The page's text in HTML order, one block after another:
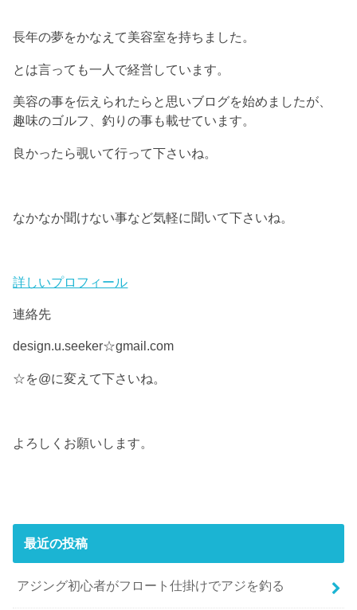
長年の夢をかなえて美容室を持ちました。
とは言っても一人で経営しています。
美容の事を伝えられたらと思いブログを始めましたが、
趣味のゴルフ、釣りの事も載せています。
良かったら覗いて行って下さいね。
なかなか聞けない事など気軽に聞いて下さいね。
詳しいプロフィール
連絡先
design.u.seeker☆gmail.com
☆を@に変えて下さいね。
よろしくお願いします。
最近の投稿
アジング初心者がフロート仕掛けでアジを釣る